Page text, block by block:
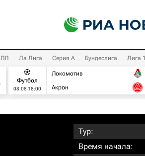
Ла Лига Серия А Бундеслига Лига 1
Футбол
08.08 18:00
Локомотив
Акрон
Тур:
Время начала: